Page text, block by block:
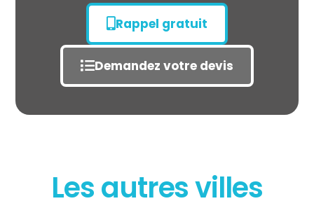
Rappel gratuit
Demandez votre devis
Les autres villes